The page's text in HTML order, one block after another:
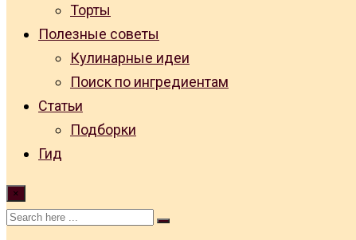
Торты
Полезные советы
Кулинарные идеи
Поиск по ингредиентам
Статьи
Подборки
Гид
×